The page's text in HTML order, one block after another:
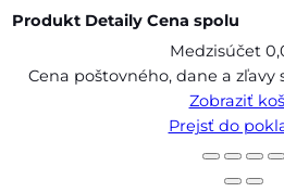
Produkty
Produkt Detaily Cena spolu
Medzisúčet
Cena poštovného, dane a
Zobraziť
Prejsť do